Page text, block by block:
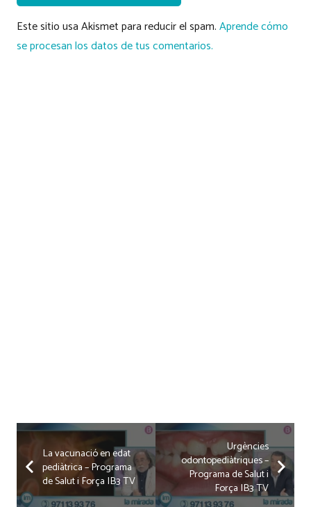
Este sitio usa Akismet para reducir el spam.Aprende cómo
se procesan los datos de tus comentarios.
La vacunació en edat
pediàtrica – Programa
de Salut i Força IB3 TV
Urgències
odontopediàtriques –
Programa de Salut i
Força IB3 TV